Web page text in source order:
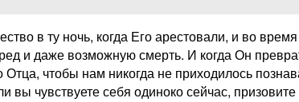
в ту ночь, когда Его арестовали, и во
и даже возможную смерть. И когда Он
чтобы нам никогда не приходилось
чувствуете себя одиноко сейчас,